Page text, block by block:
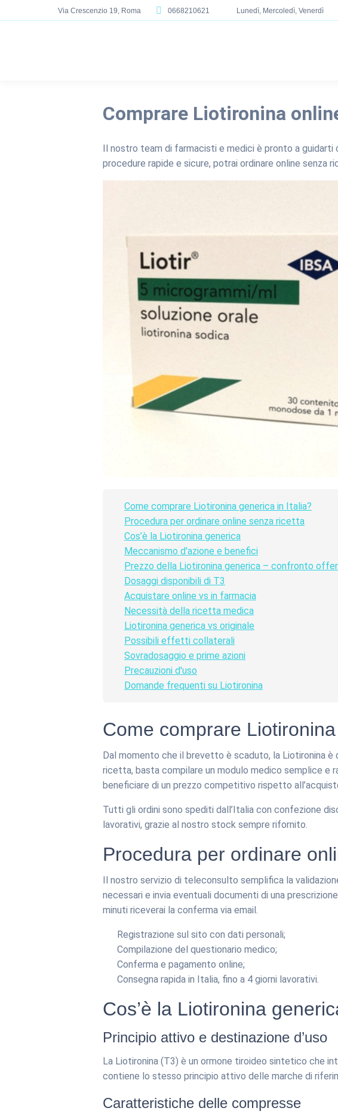
Via Crescenzio 19, Roma 0668210621 Lunedì, Mercoledì, Venerdì
Comprare Liotironina
Il nostro team di farmacisti e medici è pronto a guidarti
procedure rapide e sicure, potrai ordinare online
Come comprare Liotironina generica in Italia?
Procedura per ordinare online senza ricetta
Cos’è la Liotironina generica
Meccanismo d'azione e benefici
Prezzo della Liotironina generica – confronto
Dosaggi disponibili di T3
Acquistare online vs in farmacia
Necessità della ricetta medica
Liotironina generica vs originale
Possibili effetti collaterali
Sovradosaggio e prime azioni
Precauzioni d'uso
Domande frequenti su Liotironina
Come comprare
Dal momento che il brevetto è scaduto, la Liotironina
ricetta, basta compilare un modulo medico semplice e
beneficiare di un prezzo competitivo rispetto
Tutti gli ordini sono spediti dall’Italia con confezione
lavorativi, grazie al nostro stock sempre rifornito.
Procedura per ordinare
Il nostro servizio di teleconsulto semplifica la
necessari e invia eventuali documenti di una
minuti riceverai la conferma via email.
Registrazione sul sito con dati personali;
Compilazione del questionario medico;
Conferma e pagamento online;
Consegna rapida in Italia, fino a 4 giorni lavorativi.
Cos’è la Liotironina
Principio attivo e destinazione d’uso
La Liotironina (T3) è un ormone tiroideo sintetico che
contiene lo stesso principio attivo delle marche di
Caratteristiche delle compresse